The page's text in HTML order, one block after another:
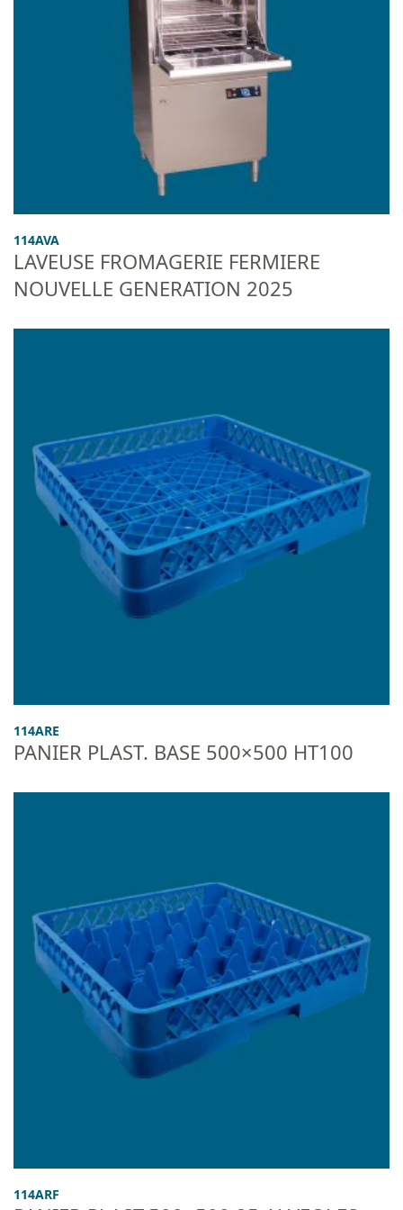
114AVA
LAVEUSE FROMAGERIE FERMIERE
NOUVELLE GENERATION 2025
114ARE
PANIER PLAST. BASE 500×500 HT100
114ARF